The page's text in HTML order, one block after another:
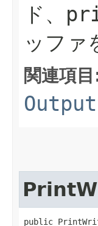
ド、
ッファ
関連項
public